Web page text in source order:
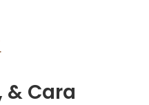
& Cara